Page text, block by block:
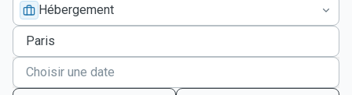
Hébergement